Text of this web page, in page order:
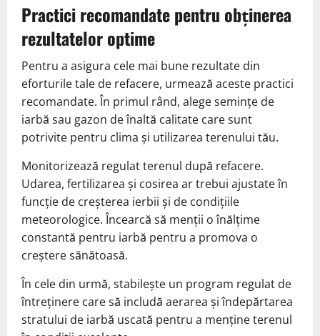
Practici recomandate pentru obținerea
rezultatelor optime
Pentru a asigura cele mai bune rezultate din
eforturile tale de refacere, urmează aceste practici
recomandate. În primul rând, alege semințe de
iarbă sau gazon de înaltă calitate care sunt
potrivite pentru clima și utilizarea terenului tău.
Monitorizează regulat terenul după refacere.
Udarea, fertilizarea și cosirea ar trebui ajustate în
funcție de creșterea ierbii și de condițiile
meteorologice. Încearcă să menții o înălțime
constantă pentru iarbă pentru a promova o
creștere sănătoasă.
În cele din urmă, stabilește un program regulat de
întreținere care să includă aerarea și îndepărtarea
stratului de iarbă uscată pentru a menține terenul